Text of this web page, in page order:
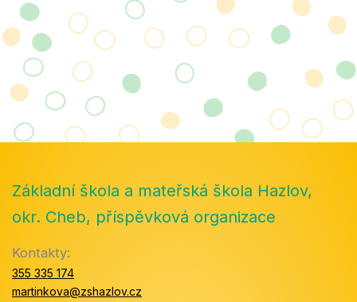
Základní škola a mateřská škola Hazlov,
okr. Cheb, příspěvková organizace
Kontakty:
355 335 174
martinkova@zshazlov.cz